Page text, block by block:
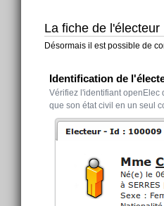
La fiche de l'électeur
Désormais il est possible de
Identification de
Vérifiez l'identifiant openElec
que son état civil en un seul